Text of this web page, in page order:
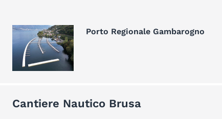
Porto Regionale Gambarogno
Cantiere Nautico Brusa